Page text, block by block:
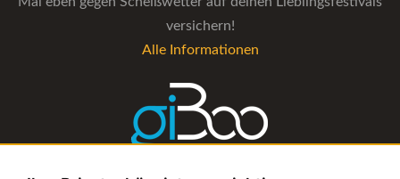
versichern!
Alle Informationen